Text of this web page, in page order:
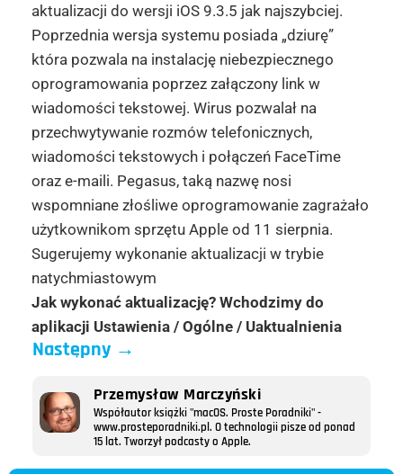
aktualizacji do wersji iOS 9.3.5 jak najszybciej.
Poprzednia wersja systemu posiada „dziurę”
która pozwala na instalację niebezpiecznego
oprogramowania poprzez załączony link w
wiadomości tekstowej. Wirus pozwalał na
przechwytywanie rozmów telefonicznych,
wiadomości tekstowych i połączeń FaceTime
oraz e-maili. Pegasus, taką nazwę nosi
wspomniane złośliwe oprogramowanie zagrażało
użytkownikom sprzętu Apple od 11 sierpnia.
Sugerujemy wykonanie aktualizacji w trybie
natychmiastowym
Jak wykonać aktualizację? Wchodzimy do
aplikacji Ustawienia / Ogólne / Uaktualnienia
Następny→
Przemysław Marczyński
Współautor książki "macOS. Proste Poradniki" -
www.prosteporadniki.pl. O technologii pisze od ponad
15 lat. Tworzył podcasty o Apple.